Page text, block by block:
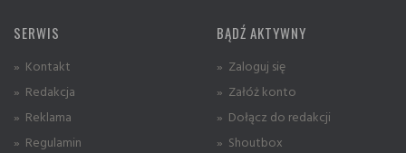
SERWIS
» Kontakt
» Redakcja
» Reklama
» Regulamin
BĄDŹ AKTYWNY
» Zaloguj się
» Załóż konto
» Dołącz do redakcji
» Shoutbox